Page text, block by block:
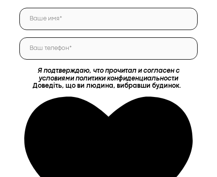
Я подтверждаю, что прочитал и согласен с
условиями политики конфиденциальности
Доведіть, що ви людина, вибравши будинок.